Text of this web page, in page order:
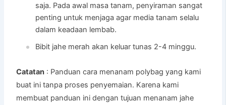
saja. Pada awal masa tanam, penyiraman sangat
penting untuk menjaga agar media tanam selalu
dalam keadaan lembab.
Bibit jahe merah akan keluar tunas 2-4 minggu.
Catatan : Panduan cara menanam polybag yang kami
buat ini tanpa proses penyemaian. Karena kami
membuat panduan ini dengan tujuan menanam jahe